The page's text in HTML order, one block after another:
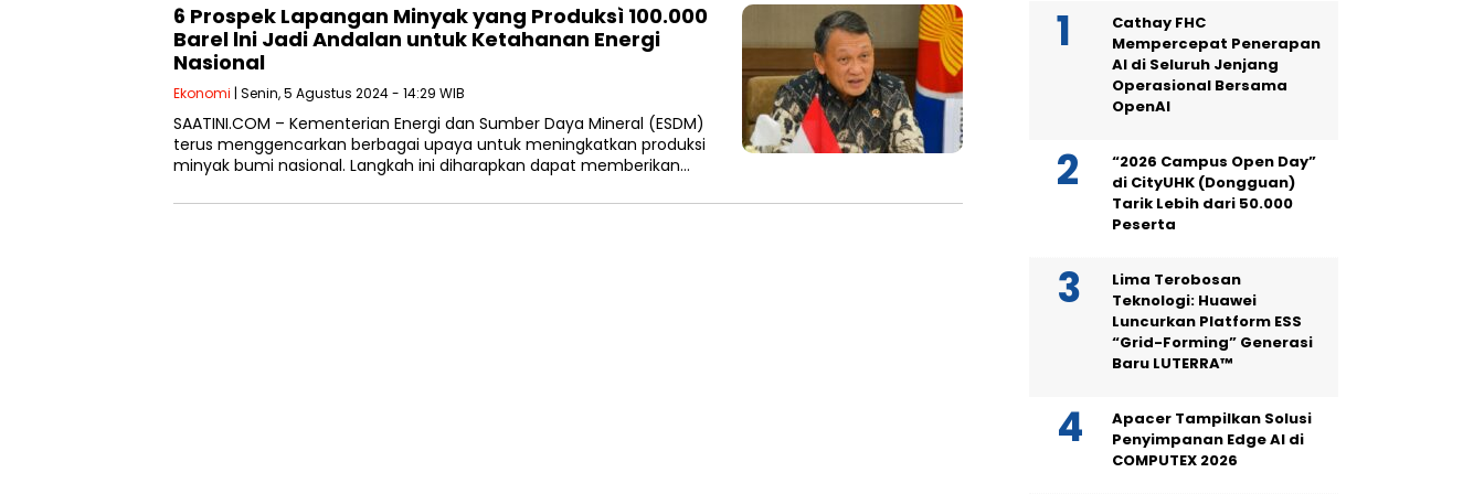
6 Prospek Lapangan Minyak yang Produksì 100.000
Barel lni Jadi Andalan untuk Ketahanan Energi
Nasional
Ekonomi | Senin, 5 Agustus 2024 - 14:29 WIB
SAATINI.COM – Kementerian Energi dan Sumber Daya Mineral (ESDM)
terus menggencarkan berbagai upaya untuk meningkatkan produksi
minyak bumi nasional. Langkah ini diharapkan dapat memberikan…
Cathay FHC
Mempercepat Penerapan
AI di Seluruh Jenjang
Operasional Bersama
OpenAI
“2026 Campus Open Day”
di CityUHK (Dongguan)
Tarik Lebih dari 50.000
Peserta
Lima Terobosan
Teknologi: Huawei
Luncurkan Platform ESS
“Grid-Forming” Generasi
Baru LUTERRA™
Apacer Tampilkan Solusi
Penyimpanan Edge AI di
COMPUTEX 2026